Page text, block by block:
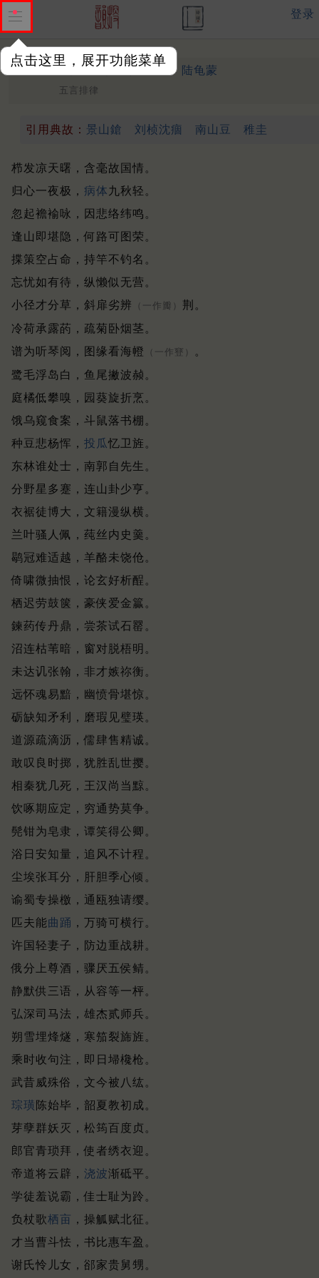
点击这里，展开功能菜单
登录
江南秋怀寄华阳山人 唐 · 陆龟蒙
五言排律
引用典故： 景山鎗 刘桢沈痼 南山豆 稚圭
栉发凉天曙，含毫故国情。
归心一夜极， 病体 九秋轻。
忽起襜褕咏，因悲络纬鸣。
逢山即堪隐，何路可图荣。
揲策空占命，持竿不钓名。
忘忧如有待，纵懒似无营。
小径才分草，斜扉劣辨
（一作瓣） 荆。
冷荷承露菂，疏菊卧烟茎。
谱为听琴阅，图缘看海㡠
（一作䆸）
。
鹭毛浮岛白，鱼尾撇波赪。
庭橘低攀嗅，园葵旋折烹。
饿乌窥食案，斗鼠落书棚。
种豆悲杨恽， 投瓜忆卫旌。
东林谁处士，南郭自先生。
分野星多蹇，连山卦少亨。
衣裾徒博大，文籍漫纵横。
兰叶骚人佩，莼丝内史羹。
鹖冠难适越，羊酪未饶伧。
倚啸微抽恨，论玄好析酲。
栖迟劳鼓箧，豪侠爱金籯。
鍊药传丹鼎，尝茶试石罂。
沼连枯苇暗，窗对脱梧明。
未达讥张翰，非才嫉祢衡。
远怀魂易黯，幽愤骨堪惊。
砺缺知矛利，磨瑕见璧瑛。
道源疏滴沥，儒肆售精诚。
敢叹良时掷，犹胜乱世撄。
相秦犹几死，王汉尚当黥。
饮啄期应定，穷通势莫争。
髡钳为皂隶，谭笑得公卿。
浴日安知量，追风不计程。
尘埃张耳分，肝胆季心倾。
谕蜀专操檄，通瓯独请缨。
匹夫能曲踊 ，万骑可横行。
许国轻妻子，防边重战耕。
俄分上尊酒，骤厌五侯鲭。
静默供三语，从容等一枰。
弘深司马法，雄杰贰师兵。
朔雪埋烽燧，寒笳裂旆旌。
乘时收句注，即日埽欃枪。
武昔威殊俗，文今被八纮。
琮璜 陈始毕，韶夏教初成。
芽孽群妖灭，松筠百度贞。
郎官青琐拜，使者绣衣迎。
帝道将云辟， 浇波渐砥平。
学徒羞说霸，佳士耻为跉。
负杖歌栖亩 ，操觚赋北征。
才当曹斗怯，书比惠车盈。
谢氏怜儿女，郤家贵舅甥。